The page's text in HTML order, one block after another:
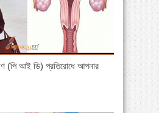
(পি আই ডি) প্রতিরোধে আপনার